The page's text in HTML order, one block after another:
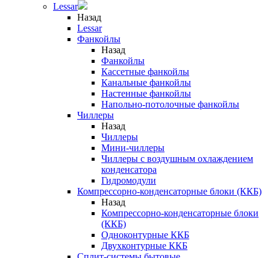
Lessar
Назад
Lessar
Фанкойлы
Назад
Фанкойлы
Кассетные фанкойлы
Канальные фанкойлы
Настенные фанкойлы
Напольно-потолочные фанкойлы
Чиллеры
Назад
Чиллеры
Мини-чиллеры
Чиллеры с воздушным охлаждением
конденсатора
Гидромодули
Компрессорно-конденсаторные блоки (ККБ)
Назад
Компрессорно-конденсаторные блоки
(ККБ)
Одноконтурные ККБ
Двухконтурные ККБ